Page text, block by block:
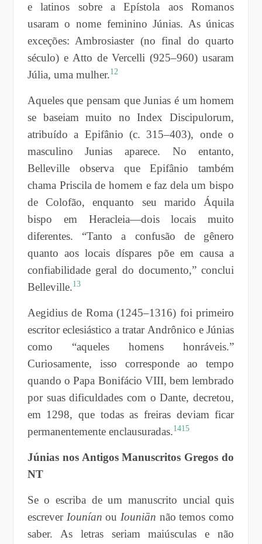
e latinos sobre a Epístola aos Romanos
usaram o nome feminino Júnias. As únicas
exceções: Ambrosiaster (no final do quarto
século) e Atto de Vercelli (925–960) usaram
Júlia, uma mulher.12
Aqueles que pensam que Junias é um homem
se baseiam muito no Index Discipulorum,
atribuído a Epifânio (c. 315–403), onde o
masculino Junias aparece. No entanto,
Belleville observa que Epifânio também
chama Priscila de homem e faz dela um bispo
de Colofão, enquanto seu marido Áquila
bispo em Heracleia—dois locais muito
diferentes. “Tanto a confusão de gênero
quanto aos locais díspares põe em causa a
confiabilidade geral do documento,” conclui
Belleville.13
Aegidius de Roma (1245–1316) foi primeiro
escritor eclesiástico a tratar Andrônico e Júnias
como “aqueles homens honráveis.”
Curiosamente, isso corresponde ao tempo
quando o Papa Bonifácio VIII, bem lembrado
por suas dificuldades com o Dante, decretou,
em 1298, que todas as freiras deviam ficar
permanentemente enclausuradas.1415
Júnias nos Antigos Manuscritos Gregos do
NT
Se o escriba de um manuscrito uncial quis
escrever Iounían ou Iouniān não temos como
saber. As letras seriam maiúsculas e não